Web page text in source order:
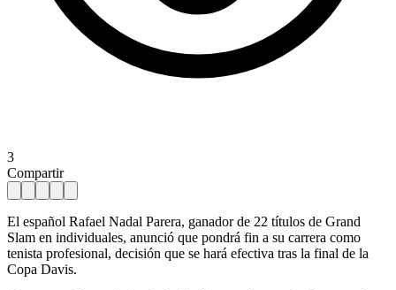
3
Compartir
El español Rafael Nadal Parera, ganador de 22 títulos de Grand
Slam en individuales, anunció que pondrá fin a su carrera como
tenista profesional, decisión que se hará efectiva tras la final de la
Copa Davis.